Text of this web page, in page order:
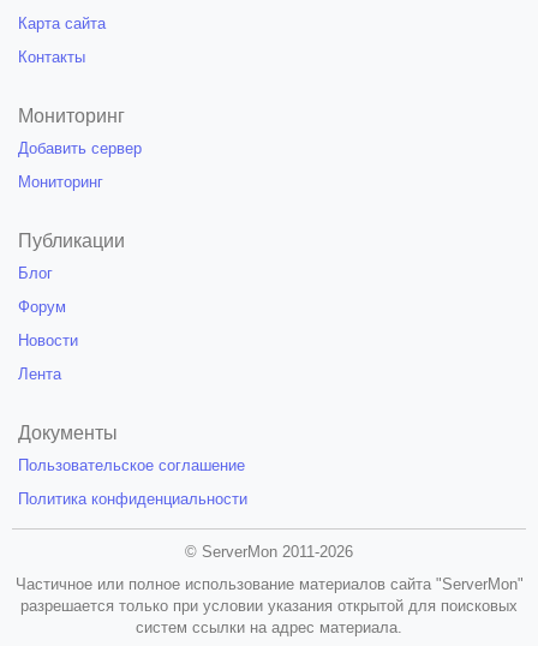
Карта сайта
Контакты
Мониторинг
Добавить сервер
Мониторинг
Публикации
Блог
Форум
Новости
Лента
Документы
Пользовательское соглашение
Политика конфиденциальности
© ServerMon 2011-2026
Частичное или полное использование материалов сайта "ServerMon"
разрешается только при условии указания открытой для поисковых
систем ссылки на адрес материала.